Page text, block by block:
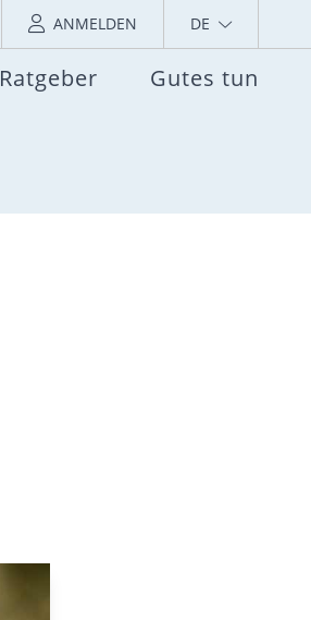
ANMELDEN DE
Ratgeber Gutes tun